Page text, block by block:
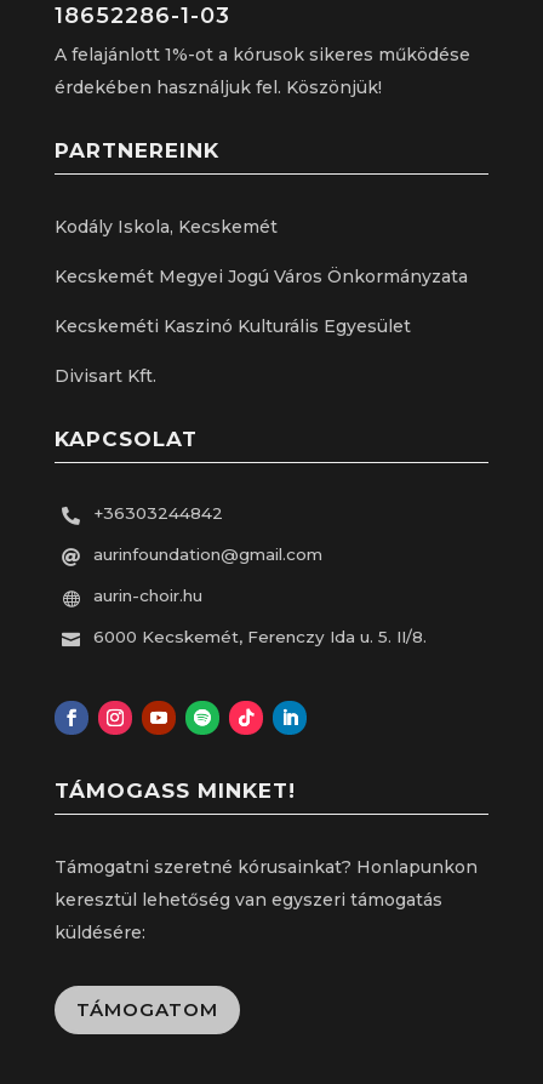
18652286-1-03
A felajánlott 1%-ot a kórusok sikeres működése
érdekében használjuk fel. Köszönjük!
PARTNEREINK
Kodály Iskola, Kecskemét
Kecskemét Megyei Jogú Város Önkormányzata
Kecskeméti Kaszinó Kulturális Egyesület
Divisart Kft.
KAPCSOLAT
 +36303244842
 aurinfoundation@gmail.com
 aurin-choir.hu
 6000 Kecskemét, Ferenczy Ida u. 5. II/8.
TÁMOGASS MINKET!
Támogatni szeretné kórusainkat? Honlapunkon
keresztül lehetőség van egyszeri támogatás
küldésére:
TÁMOGATOM